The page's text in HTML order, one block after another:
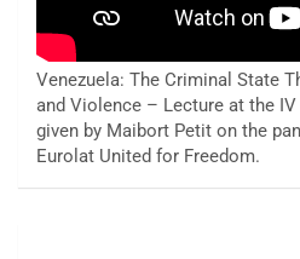
Venezuela: The Criminal State
and Violence – Lecture at the
given by Maibort Petit on the
Eurolat United for Freedom.